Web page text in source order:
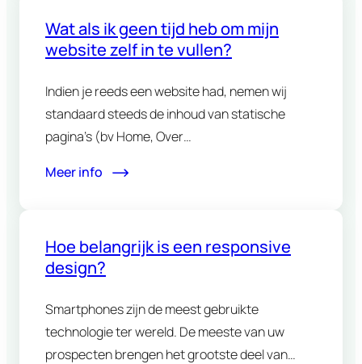
Wat als ik geen tijd heb om mijn
website zelf in te vullen?
Indien je reeds een website had, nemen wij
standaard steeds de inhoud van statische
pagina’s (bv Home, Over…
Meer info
Hoe belangrijk is een responsive
design?
Smartphones zijn de meest gebruikte
technologie ter wereld. De meeste van uw
prospecten brengen het grootste deel van…